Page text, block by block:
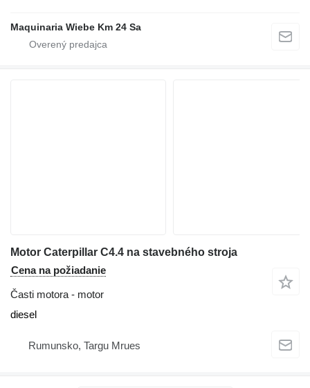
Maquinaria Wiebe Km 24 Sa
Motor Caterpillar C4.4 na stavebného stroja
Cena na požiadanie
Časti motora - motor
diesel
Rumunsko, Targu Mrues